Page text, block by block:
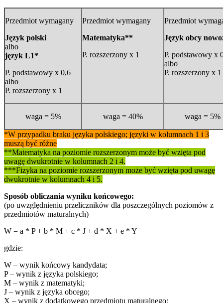
Przedmiot wymagany
Język polski
albo
język L1*
P. podstawowy x 0,6
albo
P. rozszerzony x 1
Przedmiot wymagany
Matematyka**
P. rozszerzony x 1
Przedmiot
Język obcy
P. podstawowy x
albo
P. rozszerzony x 1
waga = 5% waga = 40% waga = 5%
*W przypadku braku języka polskiego; języki w kolumnach 1 i 3
muszą być różne
**Matematyka na poziomie rozszerzonym może być wzięta pod
uwagę dwukrotnie w kolumnach 2 i 4.
***Fizyka na poziomie rozszerzonym może być wzięta pod uwagę
dwukrotnie w kolumnach 4 i 5.
Sposób obliczania wyniku końcowego:
(po uwzględnieniu przeliczników dla poszczególnych poziomów z
przedmiotów maturalnych)
W = a * P + b * M + c * J + d * X + e * Y
gdzie:
W – wynik końcowy kandydata;
P – wynik z języka polskiego;
M – wynik z matematyki;
J – wynik z języka obcego;
X – wynik z dodatkowego przedmiotu maturalnego;